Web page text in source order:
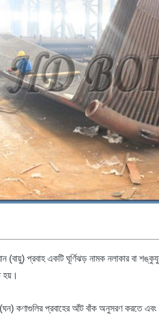
(বায়ু) প্রবাহ একটি ঘূর্ণিঝড় নামক নলাকার বা
হয়।
কণাগুলির প্রবাহের আঁট বাঁক অনুসরণ করতে এবং